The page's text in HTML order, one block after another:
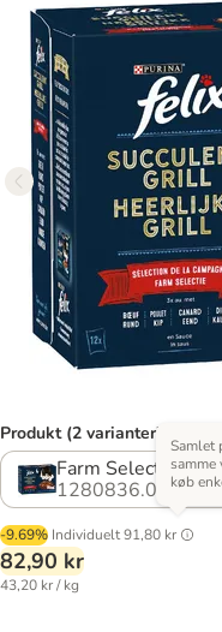
Produkt (2 varianter)
Farm Selection
1280836.0
-9.69% Individuelt91,80 kr
Samlet
samme
køb
82,90 kr
43,20 kr / kg